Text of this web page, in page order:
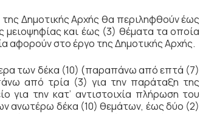
Δημοτικής Αρχής θα περιληφθούν έως
και έως (3) θέματα τα οποία
αφορούν στο έργο της Δημοτικής Αρχής.
των δέκα (10) (παραπάνω από επτά (7)
από τρία (3) για την παράταξη της
για την κατ’ αντιστοιχία πλήρωση του
ανωτέρω δέκα (10) θεμάτων, έως δύο (2)